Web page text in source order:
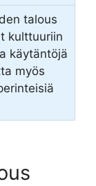
talous
kulttuuriin
käytäntöjä
myös